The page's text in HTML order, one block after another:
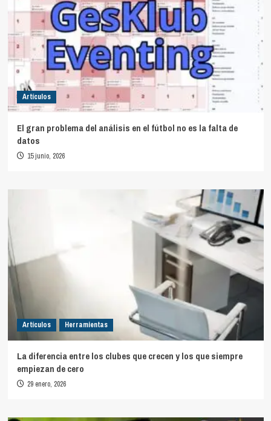
Artículos
El gran problema del análisis en el fútbol no es la falta de
datos
15 junio, 2026
Artículos Herramientas
La diferencia entre los clubes que crecen y los que siempre
empiezan de cero
29 enero, 2026